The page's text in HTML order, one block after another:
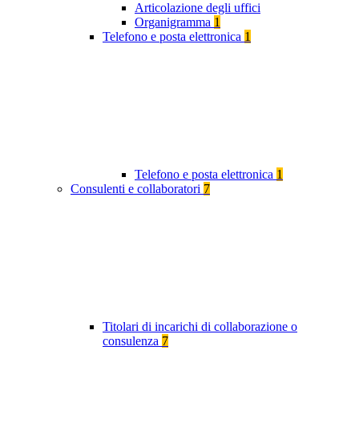
Articolazione degli uffici
Organigramma 1
Telefono e posta elettronica 1
Telefono e posta elettronica 1
Consulenti e collaboratori 7
Titolari di incarichi di collaborazione o
consulenza 7